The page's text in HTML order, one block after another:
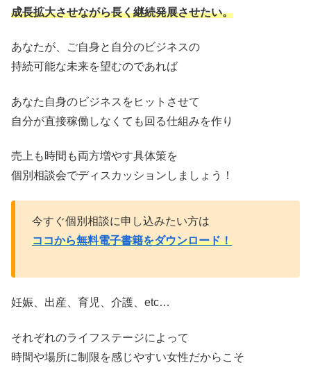
成長拡大させながら長く継続発展させたい。
あなたが、ご自身と自分のビジネスの
持続可能な未来を望むのであれば
あなた自身のビジネスをヒットさせて
自分が直接稼働しなくても回る仕組みを作り
売上も時間も両方増やす具体策を
個別相談会でディスカッションしましょう！
今すぐ個別相談に申し込みたい方は
ココから無料電子書籍をダウンロード！
妊娠、出産、育児、介護、etc…
それぞれのライフステージによって
時間や場所に制限を感じやすい女性だからこそ